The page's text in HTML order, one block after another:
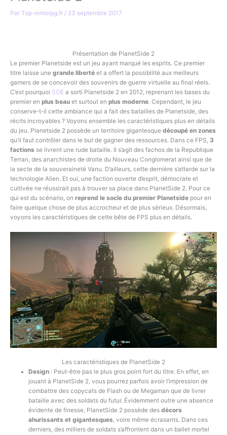
Par Top-mmorpg.fr / 23 septembre 2017
Présentation de PlanetSide 2
Le premier Planetside est un jeu ayant marqué les esprits. Ce premier
titre laisse une grande liberté et a offert la possibilité aux meilleurs
gamers de se concevoir des souvenirs de guerre virtuelle au final réels.
C’est pourquoi SOE a sorti Planetside 2 en 2012, reprenant les bases du
premier en plus beau et surtout en plus moderne. Cependant, le jeu
conserve-t-il cette ambiance qui a fait des batailles de Planetside, des
récits incroyables ? Voyons ensemble les caractéristiques plus en détails
du jeu. Planetside 2 possède un territoire gigantesque découpé en zones
qu’il faut contrôler dans le but de gagner des ressources. Dans ce FPS, 3
factions se livrent une rude bataille. Il s’agit des fachos de la Republique
Terran, des anarchistes de droite du Nouveau Conglomerat ainsi que de
la secte de la souveraineté Vanu. D’ailleurs, cette dernière s’attarde sur la
technologie Alien. Et oui, une faction ouverte d’esprit, démocrate et
cultivée ne réussirait pas à trouver sa place dans PlanetSide 2. Pour ce
qui est du scénario, on reprend le socle du premier Planetside pour en
faire quelque chose de plus accrocheur et de plus sérieux. Désormais,
voyons les caractéristiques de cette bête de FPS plus en détails.
Les caractéristiques de PlanetSide 2
Design: Peut-être pas le plus gros point fort du titre. En effet, en
jouant à PlanetSide 2, vous pourrez parfois avoir l’impression de
combattre des copycats de Flash ou de Megaman que de livrer
bataille avec des soldats du futur. Évidemment outre une absence
évidente de finesse, PlanetSide 2 possède desdécors
ahurissants et gigantesques, voire même écrasants. Dans ces
derniers, des milliers de soldats s’affrontent dans un ballet mortel